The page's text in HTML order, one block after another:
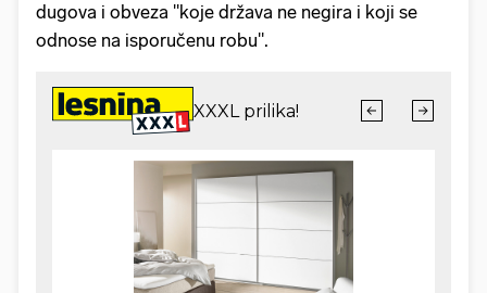
dugova i obveza "koje država ne negira i koji se
odnose na isporučenu robu".